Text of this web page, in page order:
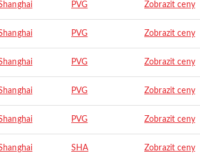
PVG Zobrazit ceny
PVG Zobrazit ceny
PVG Zobrazit ceny
PVG Zobrazit ceny
PVG Zobrazit ceny
SHA Zobrazit ceny